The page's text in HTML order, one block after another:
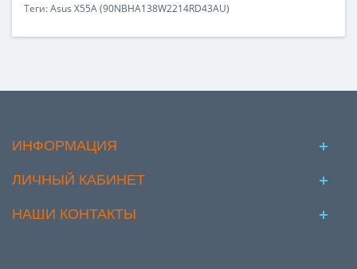
Теги:Asus X55A (90NBHA138W2214RD43AU)
ИНФОРМАЦИЯ
ЛИЧНЫЙ КАБИНЕТ
НАШИ КОНТАКТЫ